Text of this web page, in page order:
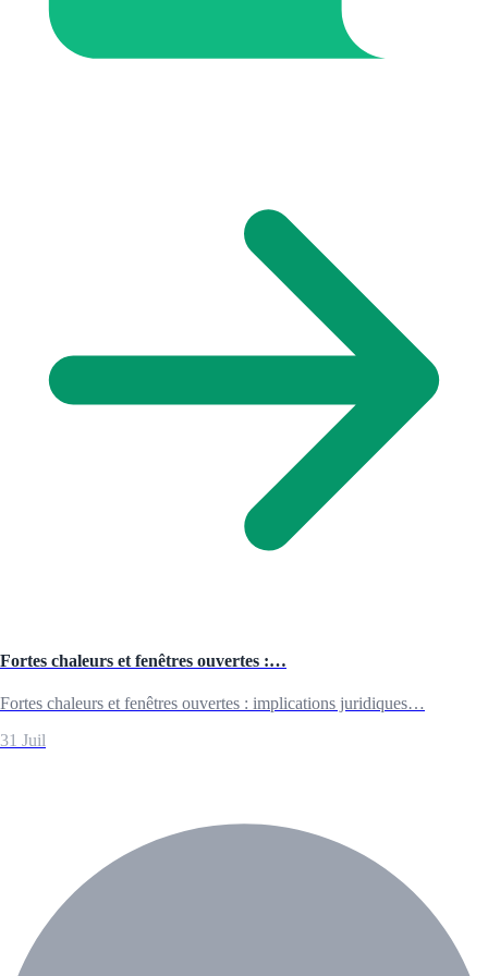
Fortes chaleurs et fenêtres ouvertes :…
Fortes chaleurs et fenêtres ouvertes : implications juridiques…
31 Juil